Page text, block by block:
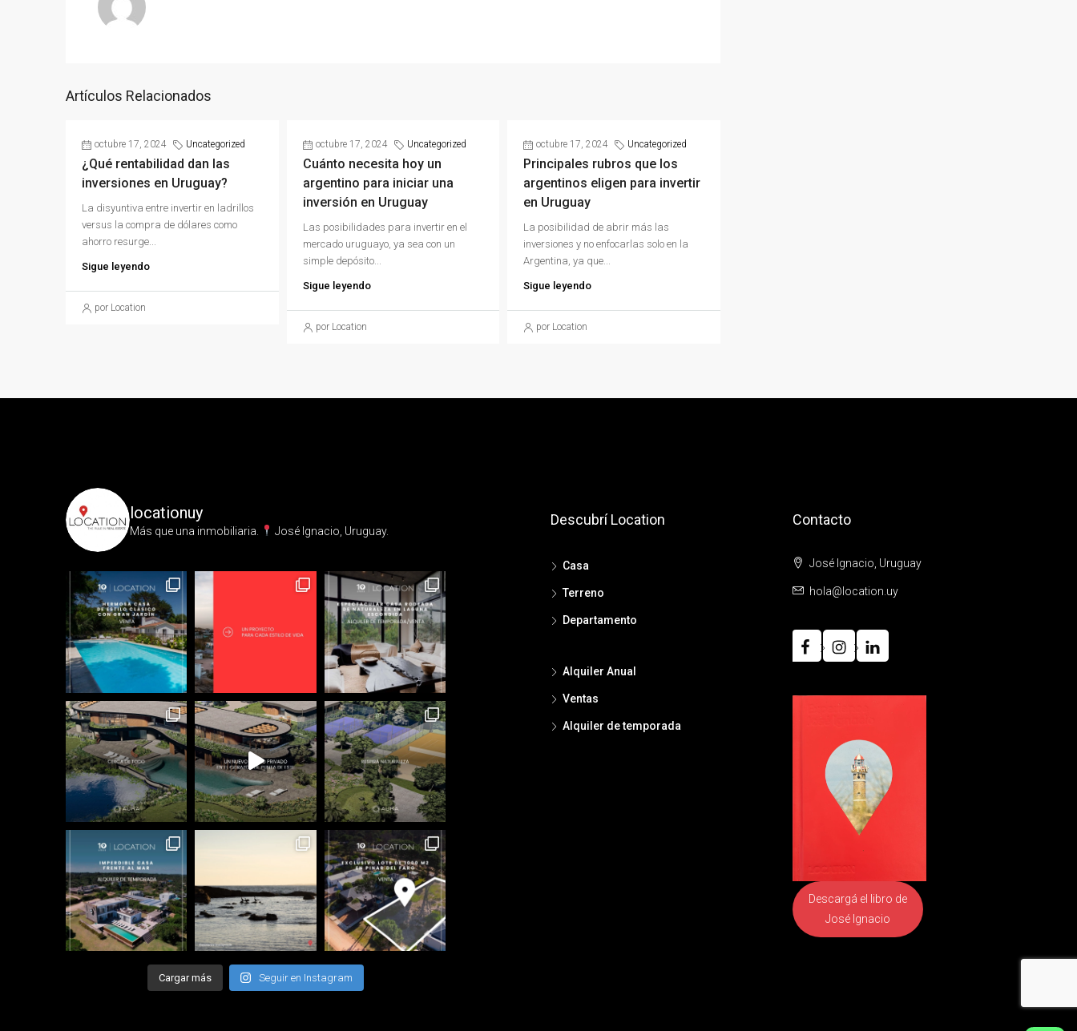
Artículos Relacionados
octubre 17, 2024 Uncategorized
¿Qué rentabilidad dan las
inversiones en Uruguay?
La disyuntiva entre invertir en ladrillos
versus la compra de dólares como
ahorro resurge...
Sigue leyendo
por Location
octubre 17, 2024 Uncategorized
Cuánto necesita hoy un
argentino para iniciar una
inversión en Uruguay
Las posibilidades para invertir en el
mercado uruguayo, ya sea con un
simple depósito...
Sigue leyendo
por Location
octubre 17, 2024 Uncategorized
Principales rubros que los
argentinos eligen para invertir
en Uruguay
La posibilidad de abrir más las
inversiones y no enfocarlas solo en la
Argentina, ya que...
Sigue leyendo
por Location
locationuy
Más que una inmobiliaria.⁣ José Ignacio, Uruguay.
Cargar más Seguir en Instagram
Descubrí Location
Casa
Terreno
Departamento
Alquiler Anual
Ventas
Alquiler de temporada
Contacto
José Ignacio, Uruguay
hola@location.uy
Descargá el libro de
José Ignacio